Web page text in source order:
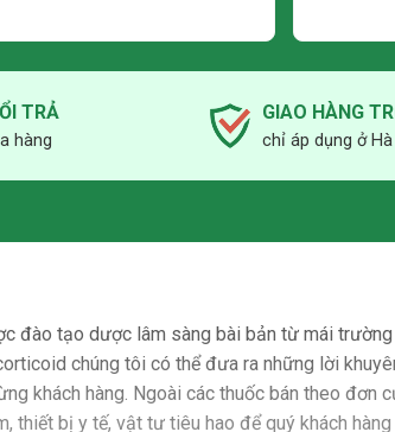
TRẢ
hàng
GIAO HÀNG
chỉ áp dụng ở Hà
đào tạo dược lâm sàng bài bản từ mái
chúng tôi có thể đưa ra những lời
khách hàng. Ngoài các thuốc bán theo đơn
thiết bị y tế, vật tư tiêu hao để quý khách